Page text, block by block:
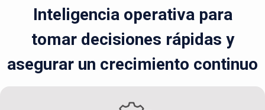
Inteligencia operativa para
tomar decisiones rápidas y
asegurar un crecimiento continuo